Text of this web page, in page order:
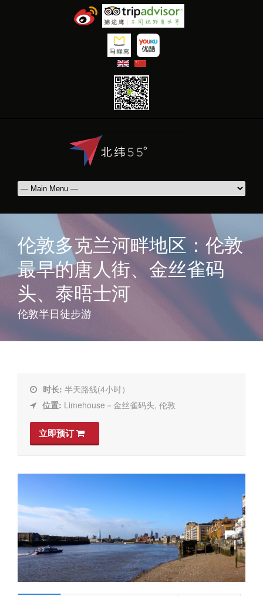
|
伦敦多克兰河畔地区：伦敦
最早的唐人街、金丝雀码
头、泰晤士河
伦敦半日徒步游
时长: 半天路线(4小时）
位置: Limehouse－金丝雀码头, 伦敦
立即预订